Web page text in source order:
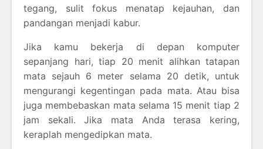
tegang, sulit fokus menatap kejauhan, dan
pandangan menjadi kabur.
Jika kamu bekerja di depan komputer
sepanjang hari, tiap 20 menit alihkan tatapan
mata sejauh 6 meter selama 20 detik, untuk
mengurangi kegentingan pada mata. Atau bisa
juga membebaskan mata selama 15 menit tiap 2
jam sekali. Jika mata Anda terasa kering,
keraplah mengedipkan mata.